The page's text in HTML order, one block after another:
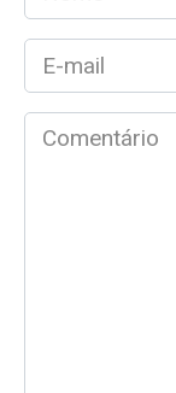
*
mail
*Comentário